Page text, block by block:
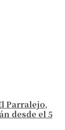
Parralejo,
desde el 5